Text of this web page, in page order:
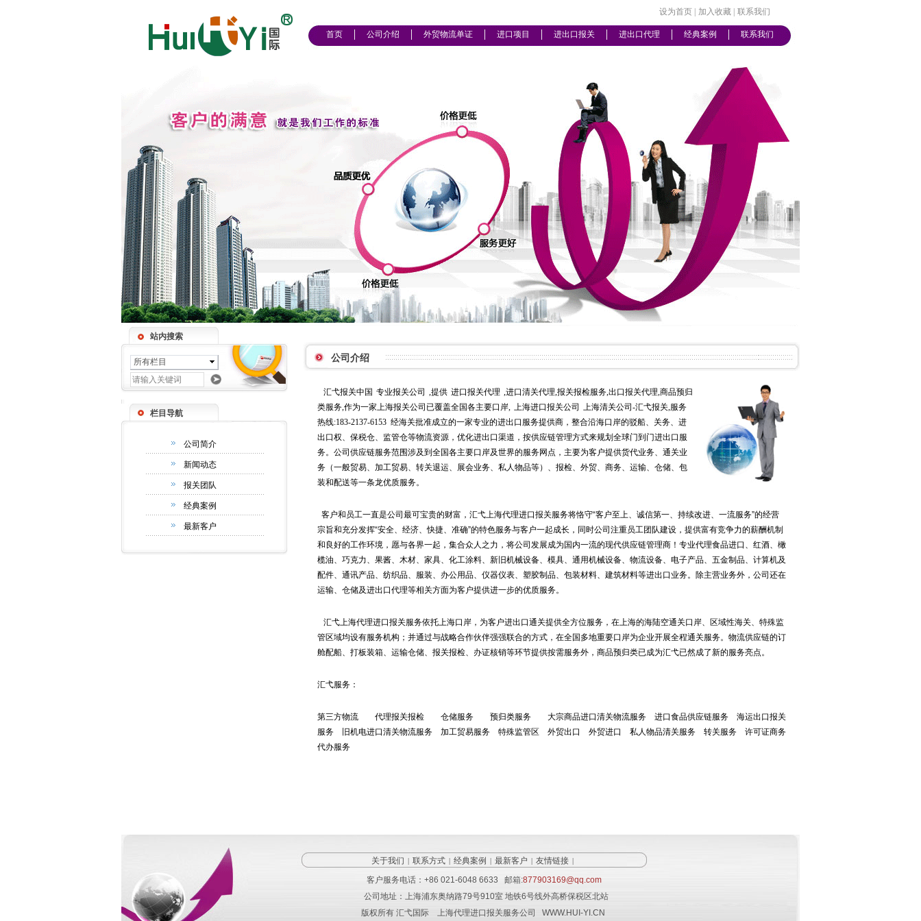
首页 公司介绍 外贸物流单证 进口项目 进出口报关 进出口代理 经典案例 联系我们
设为首页 加入收藏 联系我们
站内搜索
所有栏目
栏目导航
公司简介
新闻动态
报关团队
经典案例
最新客户
公司介绍
汇弋报关中国 专业报关公司 ,提供 进口报关代理 ,进口清关代理,报关报检服务,出口报关代理,商品预归
类服务,作为一家上海报关公司已覆盖全国各主要口岸, 上海进口报关公司 上海清关公司-汇弋报关,服务
热线:183-2137-6153 经海关批准成立的一家专业的进出口服务提供商，整合沿海口岸的驳船、关务、进
出口权、保税仓、监管仓等物流资源，优化进出口渠道，按供应链管理方式来规划全球门到门进出口服
务。公司供应链服务范围涉及到全国各主要口岸及世界的服务网点，主要为客户提供货代业务、通关业
务（一般贸易、加工贸易、转关退运、展会业务、私人物品等）、报检、外贸、商务、运输、仓储、包
装和配送等一条龙优质服务。
客户和员工一直是公司最可宝贵的财富，汇弋上海代理进口报关服务将恪守“客户至上、诚信第一、持续改进、一流服务”的经营
宗旨和充分发挥“安全、经济、快捷、准确”的特色服务与客户一起成长，同时公司注重员工团队建设，提供富有竞争力的薪酬机制
和良好的工作环境，愿与各界一起，集合众人之力，将公司发展成为国内一流的现代供应链管理商！专业代理食品进口、红酒、橄
榄油、巧克力、果酱、木材、家具、化工涂料、新旧机械设备、模具、通用机械设备、物流设备、电子产品、五金制品、计算机及
配件、通讯产品、纺织品、服装、办公用品、仪器仪表、塑胶制品、包装材料、建筑材料等进出口业务。除主营业务外，公司还在
运输、仓储及进出口代理等相关方面为客户提供进一步的优质服务。
汇弋上海代理进口报关服务依托上海口岸，为客户进出口通关提供全方位服务，在上海的海陆空通关口岸、区域性海关、特殊监
管区域均设有服务机构；并通过与战略合作伙伴强强联合的方式，在全国多地重要口岸为企业开展全程通关服务。物流供应链的订
舱配船、打板装箱、运输仓储、报关报检、办证核销等环节提供按需服务外，商品预归类已成为汇弋已然成了新的服务亮点。
汇弋服务：
第三方物流 代理报关报检 仓储服务 预归类服务 大宗商品进口清关物流服务 进口食品供应链服务 海运出口报关
服务 旧机电进口清关物流服务 加工贸易服务 特殊监管区 外贸出口 外贸进口 私人物品清关服务 转关服务 许可证商务
代办服务
关于我们 | 联系方式 | 经典案例 | 最新客户 | 友情链接 |
客户服务电话： +86 021-6048 6633 邮箱:877903169@qq.com
公司地址：上海浦东奥纳路79号910室 地铁6号线外高桥保税区北站
版权所有 汇弋国际 上海代理进口报关服务公司 WWW.HUI-YI.CN